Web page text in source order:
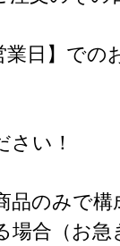
日】での
さい！
のみで構
合（お急